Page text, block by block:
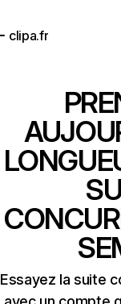
clipa.fr
Essayez la suite